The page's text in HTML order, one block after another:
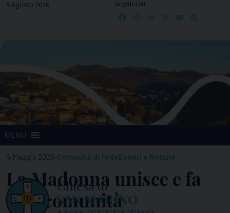
Skip8 Agosto 2026 seguici su
Facebook
Instagram
LinkedIn YouTube
MENU
4 Maggio 2026-Comunità di FedeEventi e Notizie
La Madonna unisce e fa
fare comunità